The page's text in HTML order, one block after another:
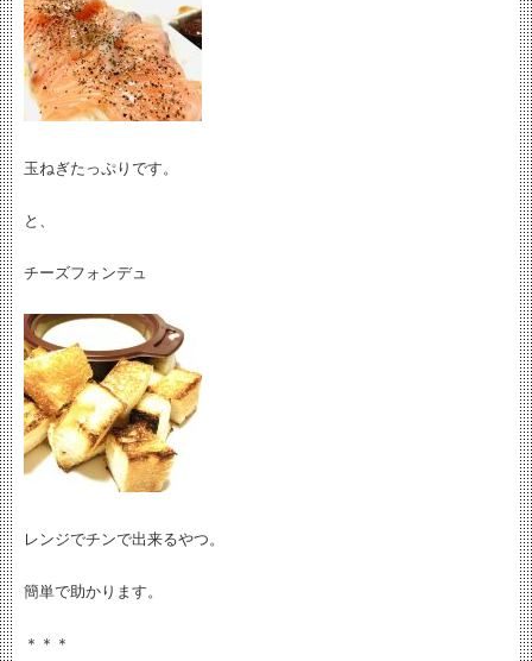
玉ねぎたっぷりです。
と、
チーズフォンデュ
レンジでチンで出来るやつ。
簡単で助かります。
＊＊＊